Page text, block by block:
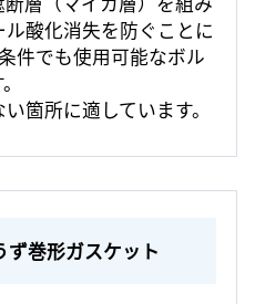
酸化消失を防ぐことに
件でも使用可能なボル
箇所に適しています。
ず巻形ガスケット